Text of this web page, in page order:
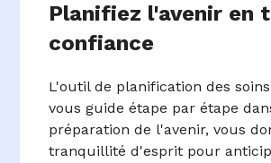
Planifiez l'avenir en
confiance
L'outil de planification des
vous guide étape par étape
préparation de l'avenir, vous
tranquillité d'esprit pour